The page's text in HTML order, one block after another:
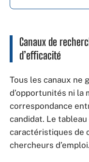
Canaux de
d’efficacité
Tous les canaux ne
d’opportunités ni la
correspondance
candidat. Le
caractéristiques de
chercheurs d’emploi.